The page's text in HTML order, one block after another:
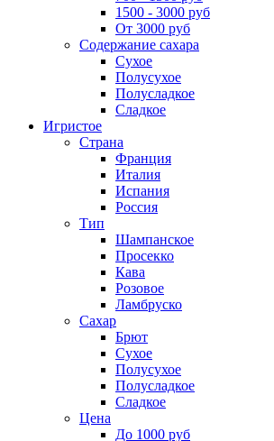
1500 - 3000 руб
От 3000 руб
Содержание сахара
Сухое
Полусухое
Полусладкое
Сладкое
Игристое
Страна
Франция
Италия
Испания
Россия
Тип
Шампанское
Просекко
Кава
Розовое
Ламбруско
Сахар
Брют
Сухое
Полусухое
Полусладкое
Сладкое
Цена
До 1000 руб